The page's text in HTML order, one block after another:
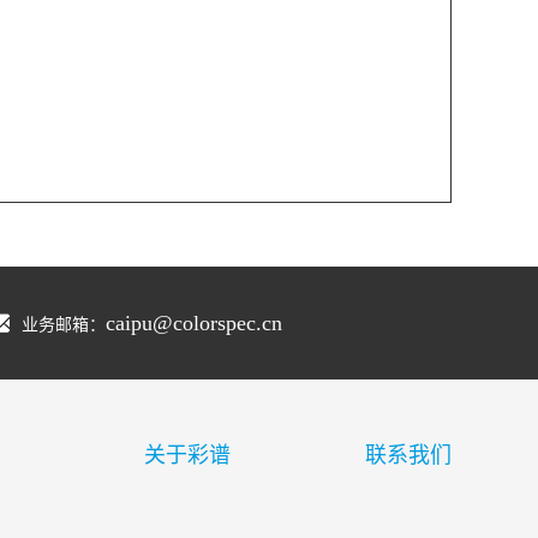
业务邮箱： caipu@colorspec.cn
关于彩谱 联系我们